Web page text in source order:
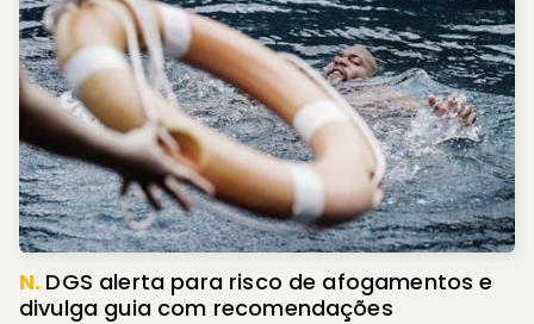
N. DGS alerta para risco de afogamentos e
divulga guia com recomendações